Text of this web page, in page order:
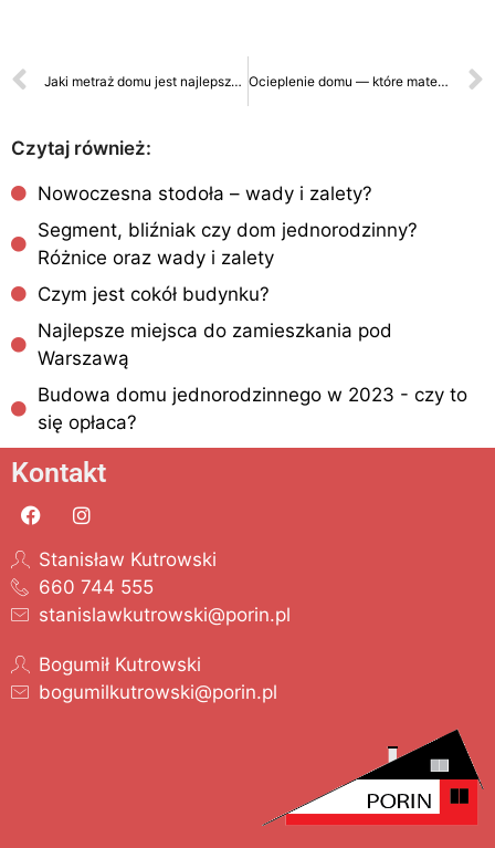
Jaki metraż domu jest najlepszy? Poradnik planowania inwestycji Ocieplenie domu — które materiały wybrać i dlaczego?
Czytaj również:
Nowoczesna stodoła – wady i zalety?
Segment, bliźniak czy dom jednorodzinny?
Różnice oraz wady i zalety
Czym jest cokół budynku?
Najlepsze miejsca do zamieszkania pod
Warszawą
Budowa domu jednorodzinnego w 2023 - czy to
się opłaca?
Kontakt
Stanisław Kutrowski
660 744 555
stanislawkutrowski@porin.pl
Bogumił Kutrowski
bogumilkutrowski@porin.pl